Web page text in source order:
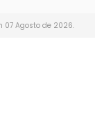
07 Agosto de 2026.